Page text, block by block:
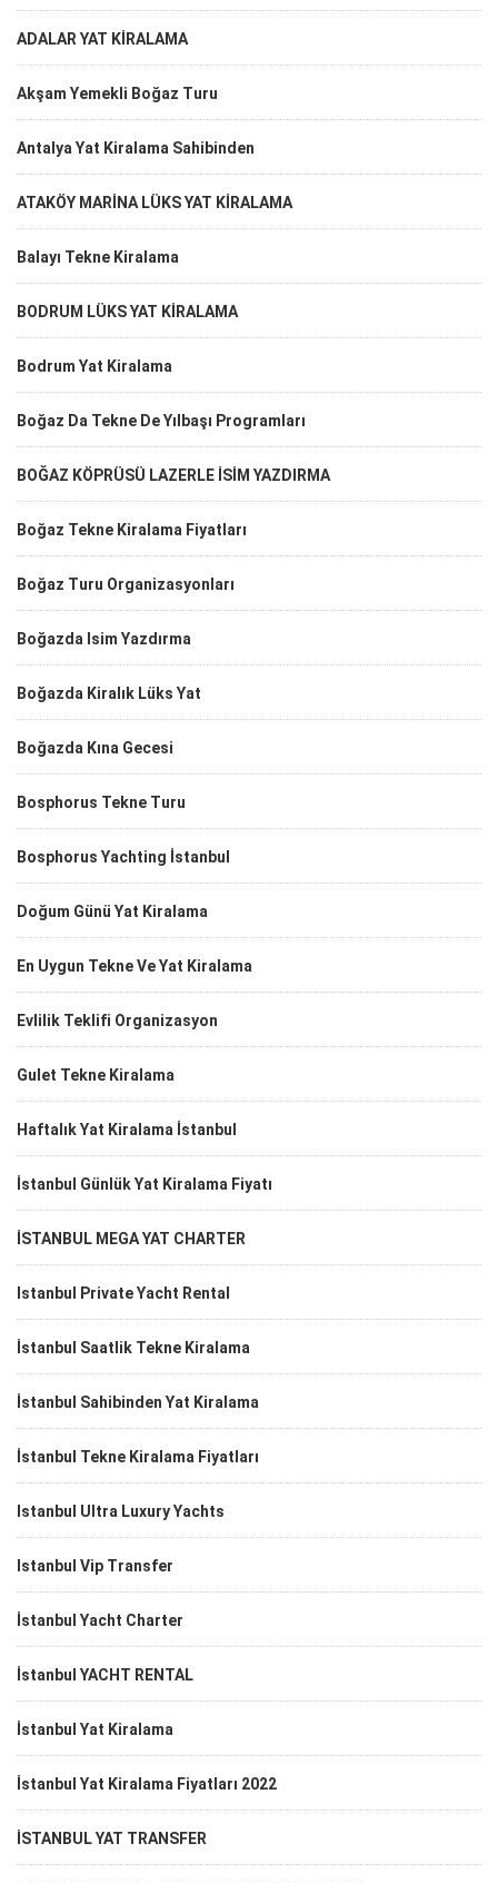
ADALAR YAT KİRALAMA
Akşam Yemekli Boğaz Turu
Antalya Yat Kiralama Sahibinden
ATAKÖY MARİNA LÜKS YAT KİRALAMA
Balayı Tekne Kiralama
BODRUM LÜKS YAT KİRALAMA
Bodrum Yat Kiralama
Boğaz Da Tekne De Yılbaşı Programları
BOĞAZ KÖPRÜSÜ LAZERLE İSİM YAZDIRMA
Boğaz Tekne Kiralama Fiyatları
Boğaz Turu Organizasyonları
Boğazda Isim Yazdırma
Boğazda Kiralık Lüks Yat
Boğazda Kına Gecesi
Bosphorus Tekne Turu
Bosphorus Yachting İstanbul
Doğum Günü Yat Kiralama
En Uygun Tekne Ve Yat Kiralama
Evlilik Teklifi Organizasyon
Gulet Tekne Kiralama
Haftalık Yat Kiralama İstanbul
İstanbul Günlük Yat Kiralama Fiyatı
İSTANBUL MEGA YAT CHARTER
Istanbul Private Yacht Rental
İstanbul Saatlik Tekne Kiralama
İstanbul Sahibinden Yat Kiralama
İstanbul Tekne Kiralama Fiyatları
Istanbul Ultra Luxury Yachts
Istanbul Vip Transfer
İstanbul Yacht Charter
İstanbul YACHT RENTAL
İstanbul Yat Kiralama
İstanbul Yat Kiralama Fiyatları 2022
İSTANBUL YAT TRANSFER